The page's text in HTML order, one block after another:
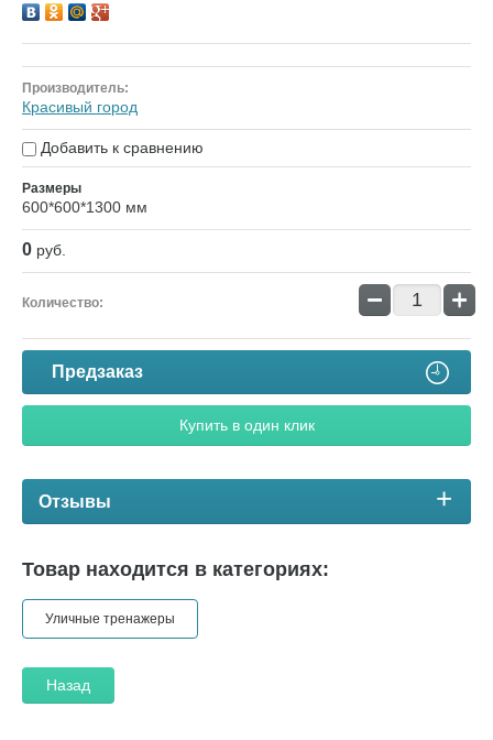
Производитель:
Красивый город
Добавить к сравнению
Размеры
600*600*1300 мм
0 руб.
Количество: − +
Предзаказ
Купить в один клик
Отзывы
Товар находится в категориях:
Уличные тренажеры
Назад